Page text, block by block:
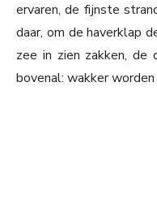
ervaren, de fijnste
daar, om de haverklap
zee in zien zakken, de
bovenal: wakker